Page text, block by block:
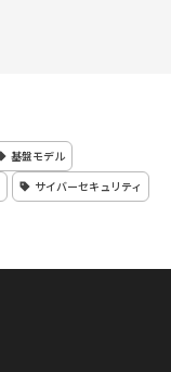
基盤モデル
サイバーセキュリティ